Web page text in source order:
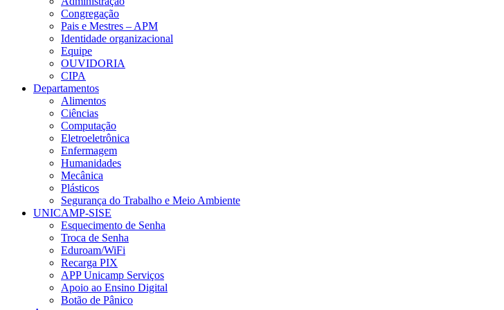
Congregação
Pais e Mestres – APM
Identidade organizacional
Equipe
OUVIDORIA
CIPA
Departamentos
Alimentos
Ciências
Computação
Eletroeletrônica
Enfermagem
Humanidades
Mecânica
Plásticos
Segurança do Trabalho e Meio Ambiente
UNICAMP-SISE
Esquecimento de Senha
Troca de Senha
Eduroam/WiFi
Recarga PIX
APP Unicamp Serviços
Apoio ao Ensino Digital
Botão de Pânico